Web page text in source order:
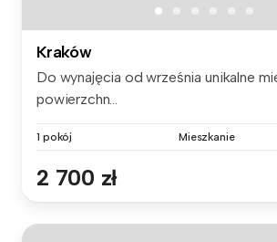
Kraków
Do wynajęcia od września unikalne
powierzchn...
1 pokój Mieszkanie
2 700 zł